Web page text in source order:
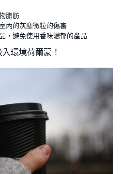
脂肪
內的灰塵微粒的傷害
，避免使用香味濃郁的產品
環境荷爾蒙！